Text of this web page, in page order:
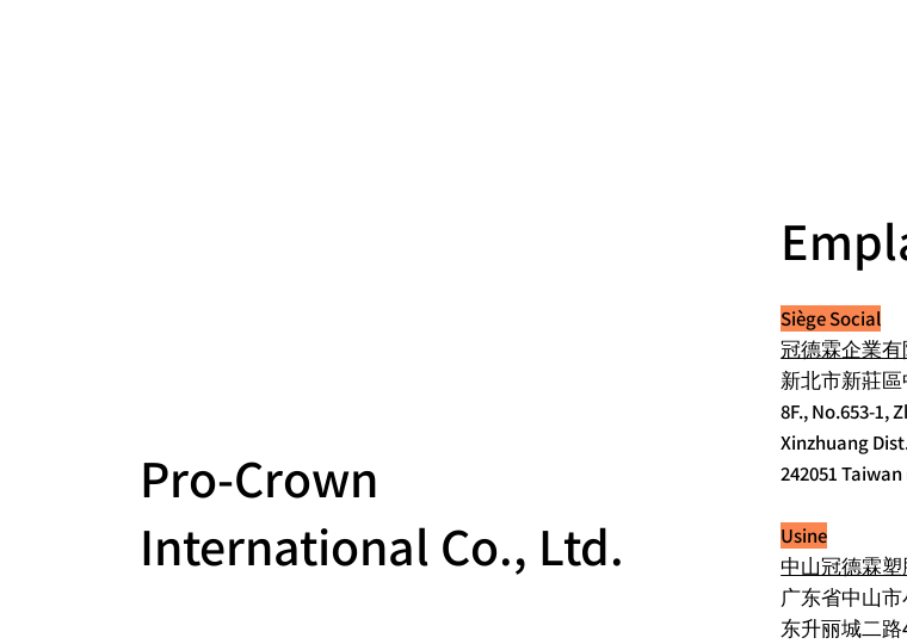
Siège Social
冠德霖企業有
新北市新莊區
8F., No.653-1,
Xinzhuang
242051 Taiwan
Usine
中山冠德霖
广东省中山
东升丽城二路
Pro-Crown
International Co., Ltd.